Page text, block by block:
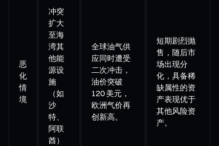
恶
化
情
境
冲突
扩大
至海
湾其
他能
源设
施
（如
沙
特、
阿联
酋）
全球油气供
应同时遭受
二次冲击，
油价突破
120 美元，
欧洲气价再
创新高。
短期剧烈抛
售，随后市
场出现分
化，具备稀
缺属性的资
产表现优于
其他风险资
产。